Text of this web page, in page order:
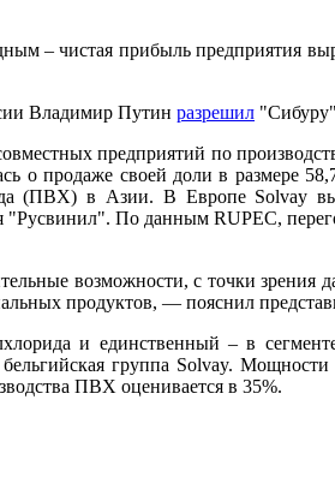
– чистая прибыль предприятия
Владимир Путин разрешил
предприятий по
о продаже своей доли в размере
(ПВХ) в Азии. В Европе Solvay
По данным RUPEC,
возможности, с точки зрения
продуктов, — пояснил
и единственный – в
группа Solvay.
ПВХ оценивается в 35%.